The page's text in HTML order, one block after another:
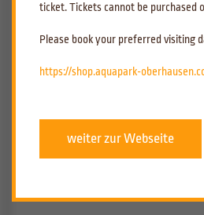
ticket. Tickets cannot be purchased
Please book your preferred visiting
https://shop.aquapark-
weiter zur Webseite
Besuchen Sie auch
Plattformen
AQUApark Oberhausen –
AQUApark Oberhausen –
Café & Bistro „Zum Flöz“ –